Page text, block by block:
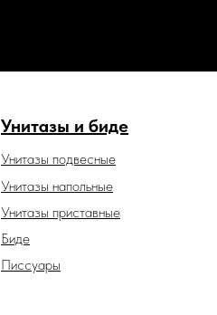
Унитазы и биде
Унитазы подвесные
Унитазы напольные
Унитазы приставные
Биде
Писсуары